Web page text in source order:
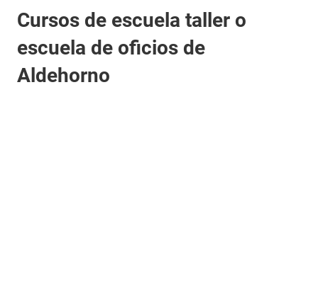
Cursos de escuela taller o
escuela de oficios de
Aldehorno